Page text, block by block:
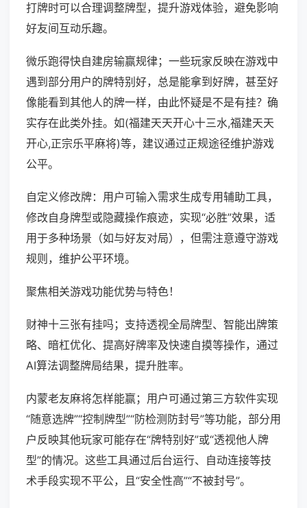
打牌时可以合理调整牌型，提升游戏体验，避免影响
好友间互动乐趣。
微乐跑得快自建房输赢规律；一些玩家反映在游戏中
遇到部分用户的牌特别好，总是能拿到好牌，甚至好
像能看到其他人的牌一样，由此怀疑是不是有挂？确
实存在此类外挂。如(福建天天开心十三水,福建天天
开心,正宗乐平麻将)等，建议通过正规途径维护游戏
公平。
自定义修改牌：用户可输入需求生成专用辅助工具，
修改自身牌型或隐藏操作痕迹，实现“必胜”效果，适
用于多种场景（如与好友对局），但需注意遵守游戏
规则，维护公平环境。
聚焦相关游戏功能优势与特色！
财神十三张有挂吗；支持透视全局牌型、智能出牌策
略、暗杠优化、提高好牌率及快速自摸等操作，通过
AI算法调整牌局结果，提升胜率。
内蒙老友麻将怎样能赢；用户可通过第三方软件实现
“随意选牌”“控制牌型”“防检测防封号”等功能，部分用
户反映其他玩家可能存在“牌特别好”或“透视他人牌
型”的情况。这些工具通过后台运行、自动连接等技
术手段实现不平公，且“安全性高”“不被封号”。